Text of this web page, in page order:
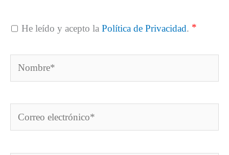
He leído y acepto la Política de Privacidad. *
Nombre*
Correo
electrónico*